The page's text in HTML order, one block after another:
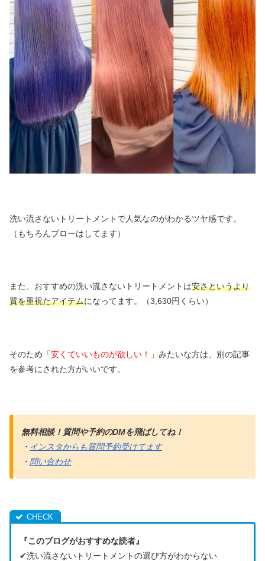
洗い流さないトリートメントで人気なのがわかるツヤ感です。
（もちろんブローはしてます）
また、おすすめの洗い流さないトリートメントは安さというより
質を重視たアイテムになってます。（3,630円くらい）
そのため 「安くていいものが欲しい！」 みたいな方は、別の記事
を参考にされた方がいいです。
無料相談！質問や予約のDMを飛ばしてね！
・ インスタからも質問予約受けてます
・ 問い合わせ
『このブログがおすすめな読者』
✔︎洗い流さないトリートメントの選び方がわからない